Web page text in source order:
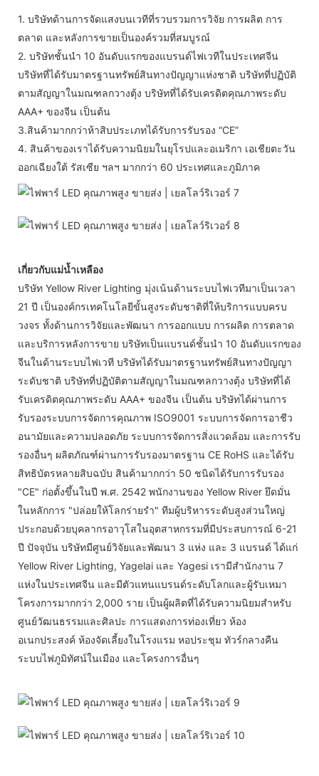
1. บริษัทด้านการจัดแสงบนเวทีที่รวบรวมการวิจัย การผลิต การ
ตลาด และหลังการขายเป็นองค์รวมที่สมบูรณ์
2. บริษัทชั้นนำ 10 อันดับแรกของแบรนด์ไฟเวทีในประเทศจีน
บริษัทที่ได้รับมาตรฐานทรัพย์สินทางปัญญาแห่งชาติ บริษัทที่ปฏิบัติ
ตามสัญญาในมณฑลกวางตุ้ง บริษัทที่ได้รับเครดิตคุณภาพระดับ
AAA+ ของจีน เป็นต้น
3.สินค้ามากกว่าห้าสิบประเภทได้รับการรับรอง “CE”
4. สินค้าของเราได้รับความนิยมในยุโรปและอเมริกา เอเชียตะวัน
ออกเฉียงใต้ รัสเซีย ฯลฯ มากกว่า 60 ประเทศและภูมิภาค
เกี่ยวกับแม่น้ำเหลือง
บริษัท Yellow River Lighting มุ่งเน้นด้านระบบไฟเวทีมาเป็นเวลา
21 ปี เป็นองค์กรเทคโนโลยีขั้นสูงระดับชาติที่ให้บริการแบบครบ
วงจร ทั้งด้านการวิจัยและพัฒนา การออกแบบ การผลิต การตลาด
และบริการหลังการขาย บริษัทเป็นแบรนด์ชั้นนำ 10 อันดับแรกของ
จีนในด้านระบบไฟเวที บริษัทได้รับมาตรฐานทรัพย์สินทางปัญญา
ระดับชาติ บริษัทที่ปฏิบัติตามสัญญาในมณฑลกวางตุ้ง บริษัทที่ได้
รับเครดิตคุณภาพระดับ AAA+ ของจีน เป็นต้น บริษัทได้ผ่านการ
รับรองระบบการจัดการคุณภาพ ISO9001 ระบบการจัดการอาชีว
อนามัยและความปลอดภัย ระบบการจัดการสิ่งแวดล้อม และการรับ
รองอื่นๆ ผลิตภัณฑ์ผ่านการรับรองมาตรฐาน CE RoHS และได้รับ
สิทธิบัตรหลายสิบฉบับ สินค้ามากกว่า 50 ชนิดได้รับการรับรอง
"CE" ก่อตั้งขึ้นในปี พ.ศ. 2542 พนักงานของ Yellow River ยึดมั่น
ในหลักการ "ปล่อยให้โลกร่ายรำ" ทีมผู้บริหารระดับสูงส่วนใหญ่
ประกอบด้วยบุคลากรอาวุโสในอุตสาหกรรมที่มีประสบการณ์ 6-21
ปี ปัจจุบัน บริษัทมีศูนย์วิจัยและพัฒนา 3 แห่ง และ 3 แบรนด์ ได้แก่
Yellow River Lighting, Yagelai และ Yagesi เรามีสำนักงาน 7
แห่งในประเทศจีน และมีตัวแทนแบรนด์ระดับโลกและผู้รับเหมา
โครงการมากกว่า 2,000 ราย เป็นผู้ผลิตที่ได้รับความนิยมสำหรับ
ศูนย์วัฒนธรรมและศิลปะ การแสดงการท่องเที่ยว ห้อง
อเนกประสงค์ ห้องจัดเลี้ยงในโรงแรม หอประชุม ทัวร์กลางคืน
ระบบไฟภูมิทัศน์ในเมือง และโครงการอื่นๆ